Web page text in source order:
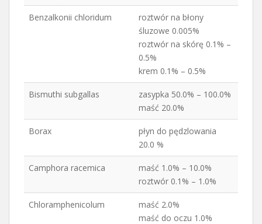
Benzalkonii chloridum
roztwór na błony
śluzowe 0.005%
roztwór na skórę 0.1% –
0.5%
krem 0.1% – 0.5%
Bismuthi subgallas
zasypka 50.0% – 100.0%
maść 20.0%
Borax
płyn do pędzlowania
20.0 %
Camphora racemica
maść 1.0% – 10.0%
roztwór 0.1% – 1.0%
Chloramphenicolum
maść 2.0%
maść do oczu 1.0%